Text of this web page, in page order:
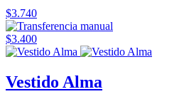
$3.740
$3.400
Vestido Alma